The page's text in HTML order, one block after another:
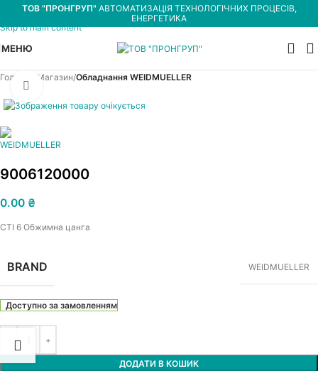
Skip to navigation
Skip to main content
ТОВ "ПРОНГРУП" АВТОМАТИЗАЦІЯ ТЕХНОЛОГІЧНИХ ПРОЦЕСІВ,
ЕНЕРГЕТИКА
МЕНЮ
Головна Магазин Обладнання WEIDMUELLER
9006120000
0.00 ₴
CTI 6 Обжимна цанга
BRAND WEIDMUELLER
Доступно за замовленням
ДОДАТИ В КОШИК